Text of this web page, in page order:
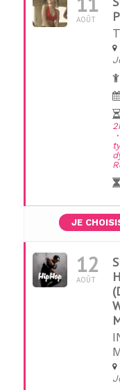
AOÛT
JE
UNE
12
AOÛT